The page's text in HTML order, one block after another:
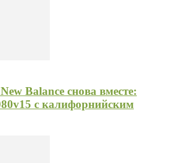
Balance снова вместе:
с калифорнийским